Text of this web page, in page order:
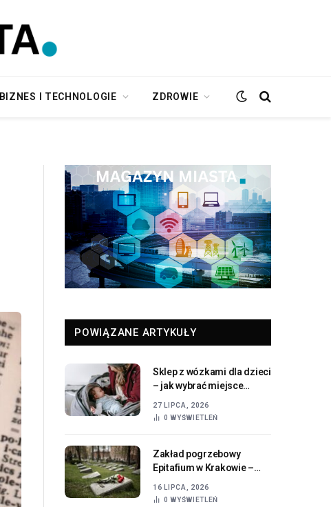
BIZNES I TECHNOLOGIE ZDROWIE
POWIĄZANE ARTYKUŁY
Sklep z wózkami dla dzieci
– jak wybrać miejsce
produkty dla
27 LIPCA, 2026
0WYŚWIETLEŃ
Zakład pogrzebowy
Epitafium w Krakowie –
godna organizacja
16 LIPCA, 2026
0WYŚWIETLEŃ